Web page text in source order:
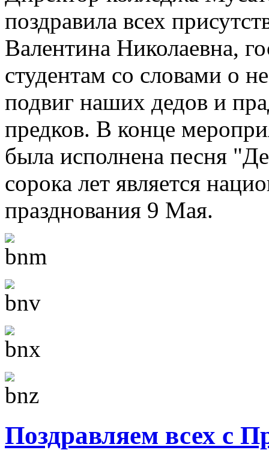
поздравила всех
Валентина Николаевна,
студентам со словами о
подвиг наших дедов и
предков. В конце
была исполнена песня
сорока лет является
празднования 9 Мая.
Поздравляем всех с